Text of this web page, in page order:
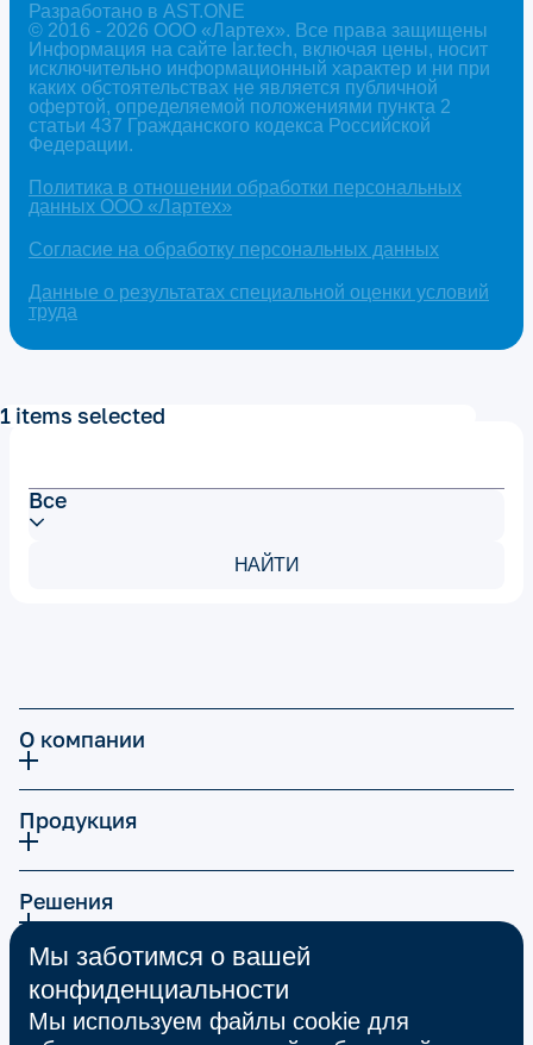
Информация на сайте lar.tech, включая цены, носит
исключительно информационный характер и ни при
каких обстоятельствах не является публичной
офертой, определяемой положениями пункта 2
статьи 437 Гражданского кодекса Российской
Федерации.
Политика в отношении обработки персональных
данных ООО «Лартех»
Согласие на обработку персональных данных
Данные о результатах специальной оценки условий
труда
Разработано в AST.ONE
© 2016 - 2026 ООО «Лартех». Все права защищены
Все
1 items selected
НАЙТИ
О компании
Продукция
Решения
Карьера
Мы заботимся о вашей
конфиденциальности
Мы используем файлы cookie для